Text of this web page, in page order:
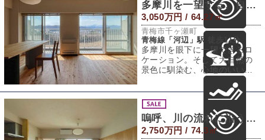
多摩川を一望する、自然素材の家
3,050万円 / 64.27㎡
青梅市千ヶ瀬町
青梅線「河辺」駅 徒歩11分
多摩川を眼下に一望できるロ
ケーション。そして大自然の
景色に馴染む、心地のいい内
装にリノベーションされた空
間。都内にも川沿
嗚呼、川の流れに沿うように
2,750万円 / 74.3㎡